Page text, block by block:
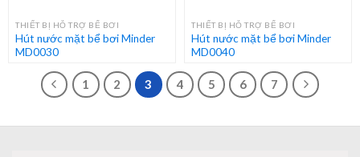
THIẾT BỊ HỖ TRỢ BỂ BƠI
Hút nước mặt bể bơi Minder
MD0030
THIẾT BỊ HỖ TRỢ BỂ BƠI
Hút nước mặt bể bơi Minder
MD0040
1 2 3 4 5 6 7